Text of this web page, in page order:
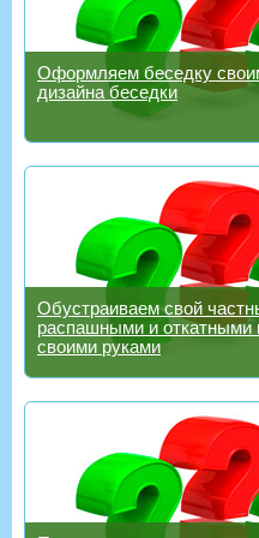
Оформляем беседку
дизайна беседки
Обустраиваем свой
распашными и откатными
своими руками